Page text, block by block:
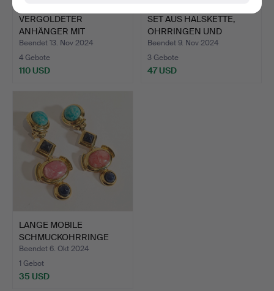
VERGOLDETER
ANHÄNGER MIT
LATEINISCHEM KREU…
Beendet 13. Nov 2024
4 Gebote
110 USD
SET AUS HALSKETTE,
OHRRINGEN UND
SCHMUCKAR…
Beendet 9. Nov 2024
3 Gebote
47 USD
LANGE MOBILE
SCHMUCKOHRRINGE
AUS DEN 90ER …
Beendet 6. Okt 2024
1 Gebot
35 USD